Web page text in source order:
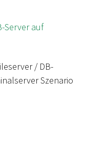
Server auf
/ DB-
Szenario